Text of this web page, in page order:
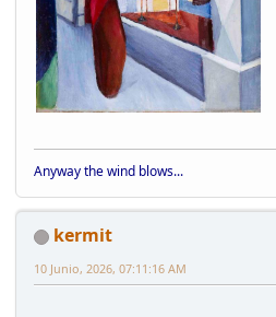
Anyway the wind blows...
kermit
10 Junio, 2026, 07:11:16 AM